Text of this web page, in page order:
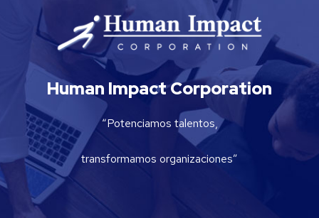
Human Impact Corporation
“Potenciamos talentos,
transformamos organizaciones”